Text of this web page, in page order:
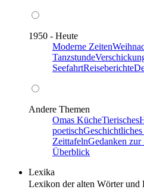
1950 - Heute
Moderne Zeiten
Tanzstunde
SeefahrtReiseberichte
Andere Themen
Omas KücheTierisches
poetischGeschichtliches
ZeittafelnGedanken
Überblick
Lexika
Lexikon der alten Wörter und